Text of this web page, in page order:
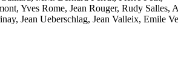
Yves Rome, Jean Rouger, Rudy Salles,
Jean Ueberschlag, Jean Valleix, Emile